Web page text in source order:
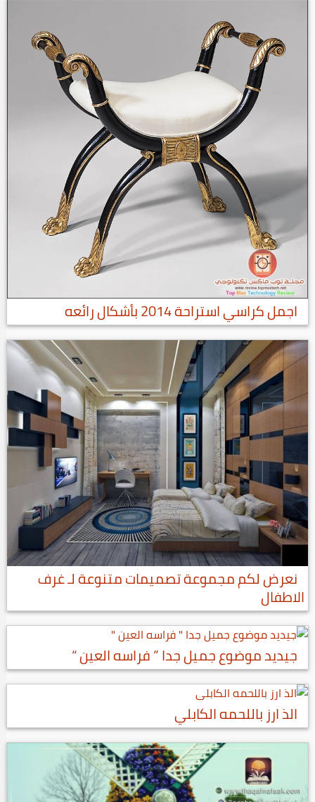
اجمل كراسي استراحة 2014 بأشكال رائعه
نعرض لكم مجموعة تصميمات متنوعة لـ غرف
الاطفال
جيديد موضوع جميل جدا ” فراسه العين “
الذ ارز باللحمه الكابلي